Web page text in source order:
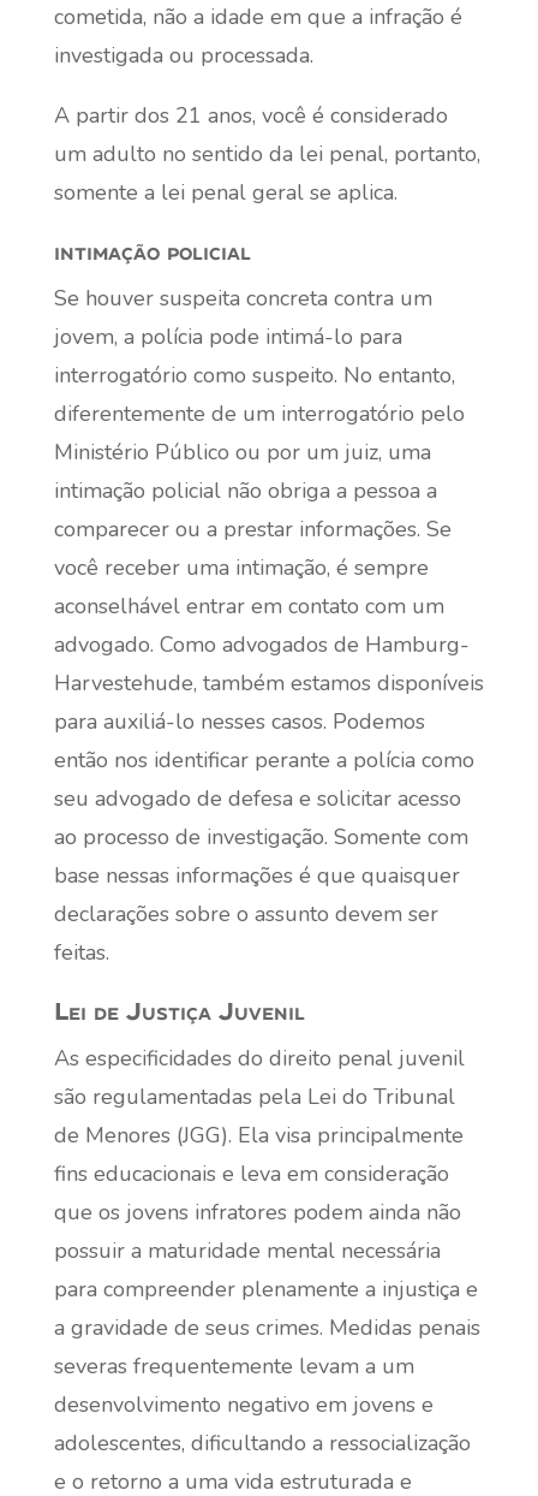
cometida, não a idade em que a infração é
investigada ou processada.
A partir dos 21 anos, você é considerado
um adulto no sentido da lei penal, portanto,
somente a lei penal geral se aplica.
intimação policial
Se houver suspeita concreta contra um
jovem, a polícia pode intimá-lo para
interrogatório como suspeito. No entanto,
diferentemente de um interrogatório pelo
Ministério Público ou por um juiz, uma
intimação policial não obriga a pessoa a
comparecer ou a prestar informações. Se
você receber uma intimação, é sempre
aconselhável entrar em contato com um
advogado. Como advogados de Hamburg-
Harvestehude, também estamos disponíveis
para auxiliá-lo nesses casos. Podemos
então nos identificar perante a polícia como
seu advogado de defesa e solicitar acesso
ao processo de investigação. Somente com
base nessas informações é que quaisquer
declarações sobre o assunto devem ser
feitas.
Lei de Justiça Juvenil
As especificidades do direito penal juvenil
são regulamentadas pela Lei do Tribunal
de Menores (JGG). Ela visa principalmente
fins educacionais e leva em consideração
que os jovens infratores podem ainda não
possuir a maturidade mental necessária
para compreender plenamente a injustiça e
a gravidade de seus crimes. Medidas penais
severas frequentemente levam a um
desenvolvimento negativo em jovens e
adolescentes, dificultando a ressocialização
e o retorno a uma vida estruturada e